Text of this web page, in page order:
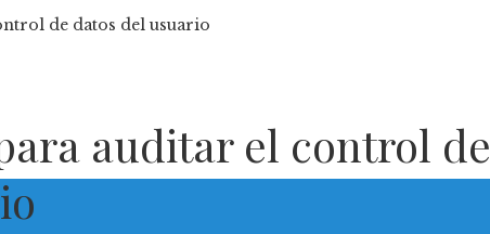
de datos del usuario
auditar el control de